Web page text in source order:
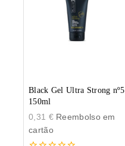
Black Gel Ultra Strong nº5
150ml
0,31 €Reembolso em
cartão